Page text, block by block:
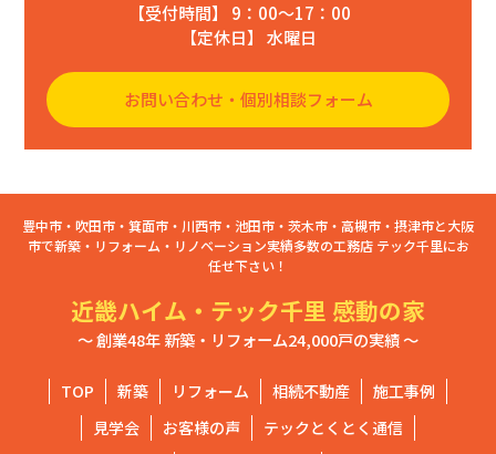
【受付時間】 9：00〜17：00
【定休日】 水曜日
お問い合わせ・個別相談フォーム
豊中市・吹田市・箕面市・川西市・池田市・茨木市・高槻市・摂津市と大阪
市で新築・リフォーム・リノベーション実績多数の工務店 テック千里にお
任せ下さい！
近畿ハイム・テック千里 感動の家
～ 創業48年 新築・リフォーム24,000戸の実績 ～
TOP 新築 リフォーム 相続不動産
施工事例
見学会
お客様の声
テックとくとく通信